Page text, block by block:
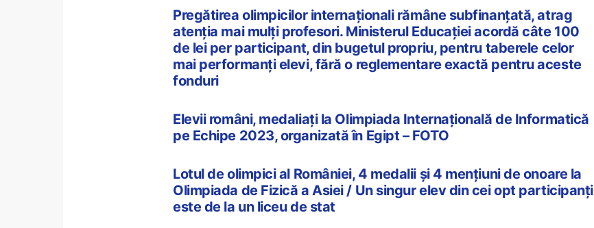
Pregătirea olimpicilor internaționali rămâne subfinanțată, atrag
atenția mai mulți profesori. Ministerul Educației acordă câte 100
de lei per participant, din bugetul propriu, pentru taberele celor
mai performanți elevi, fără o reglementare exactă pentru aceste
fonduri
Elevii români, medaliați la Olimpiada Internațională de Informatică
pe Echipe 2023, organizată în Egipt – FOTO
Lotul de olimpici al României, 4 medalii și 4 mențiuni de onoare la
Olimpiada de Fizică a Asiei / Un singur elev din cei opt participanți
este de la un liceu de stat